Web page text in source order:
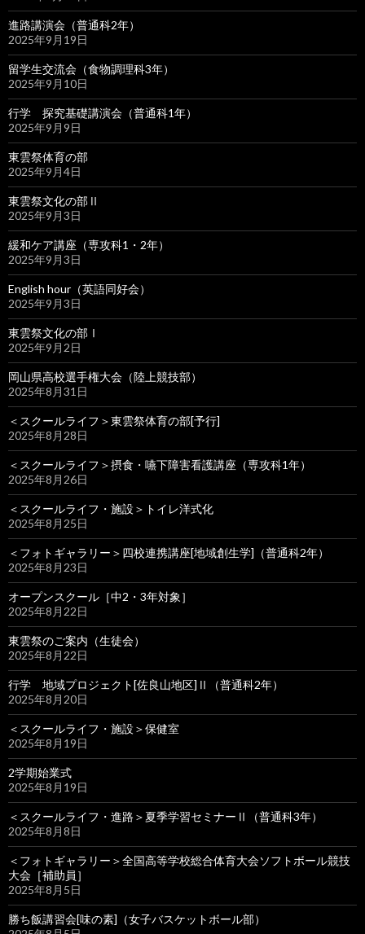
進路講演会（普通科2年）
2025年9月19日
留学生交流会（食物調理科3年）
2025年9月10日
行学 探究基礎講演会（普通科1年）
2025年9月9日
東雲祭体育の部
2025年9月4日
東雲祭文化の部Ⅱ
2025年9月3日
緩和ケア講座（専攻科1・2年）
2025年9月3日
English hour（英語同好会）
2025年9月3日
東雲祭文化の部Ⅰ
2025年9月2日
岡山県高校選手権大会（陸上競技部）
2025年8月31日
＜スクールライフ＞東雲祭体育の部[予行]
2025年8月28日
＜スクールライフ＞摂食・嚥下障害看護講座（専攻科1年）
2025年8月26日
＜スクールライフ・施設＞トイレ洋式化
2025年8月25日
＜フォトギャラリー＞四校連携講座[地域創生学]（普通科2年）
2025年8月23日
オープンスクール［中2・3年対象］
2025年8月22日
東雲祭のご案内（生徒会）
2025年8月22日
行学 地域プロジェクト[佐良山地区]Ⅱ（普通科2年）
2025年8月20日
＜スクールライフ・施設＞保健室
2025年8月19日
2学期始業式
2025年8月19日
＜スクールライフ・進路＞夏季学習セミナーⅡ（普通科3年）
2025年8月8日
＜フォトギャラリー＞全国高等学校総合体育大会ソフトボール競技
大会［補助員］
2025年8月5日
勝ち飯講習会[味の素]（女子バスケットボール部）